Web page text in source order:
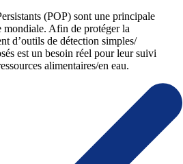
(POP) sont une principale
mondiale. Afin de protéger la
d’outils de détection simples/
est un besoin réel pour leur suivi
alimentaires/en eau.